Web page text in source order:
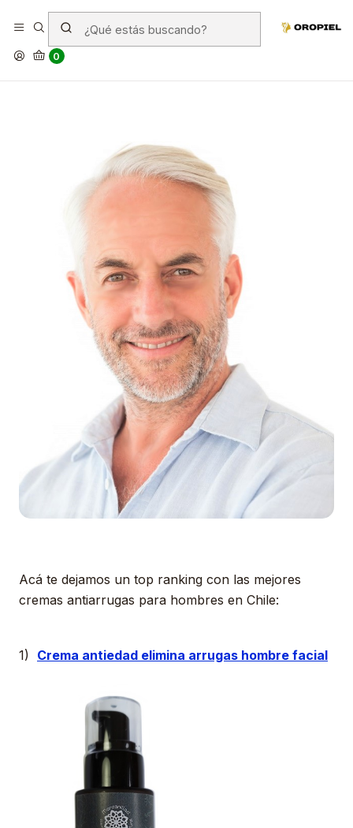
0
Las mejores cremas antiarrugas
para hombres
Acá te dejamos un top ranking con las mejores
cremas antiarrugas para hombres en Chile:
1) Crema antiedad elimina arrugas hombre facial